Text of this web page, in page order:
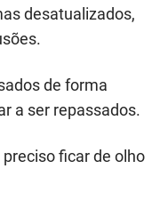
desatualizados,
de forma
a ser repassados.
ficar de olho